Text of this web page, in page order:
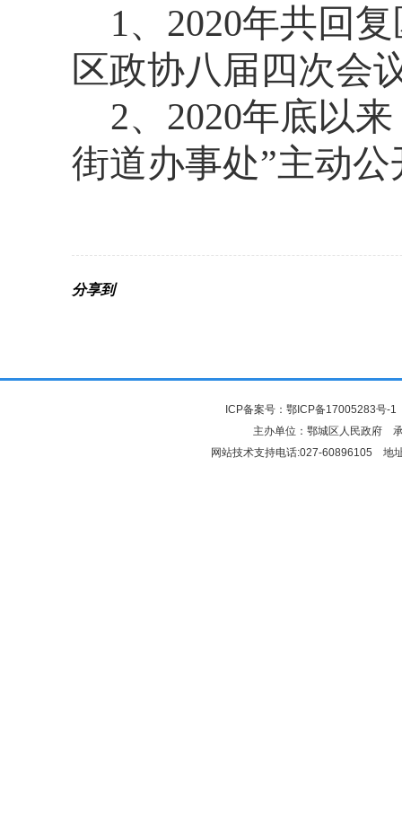
1、 2020年共回
区政协八届四次会
2、 2020年底以
街道办事处”主动
分享到
ICP备案号： 鄂ICP备17005283号-1
主办单位：鄂城区人民政府
网站技术支持电话:027-60896105 地